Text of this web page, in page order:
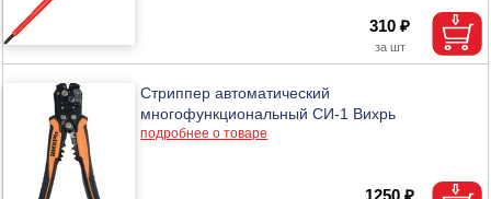
310 ₽
Стриппер автоматический
многофункциональный СИ-1 Вихрь
подробнее о товаре
1250 ₽